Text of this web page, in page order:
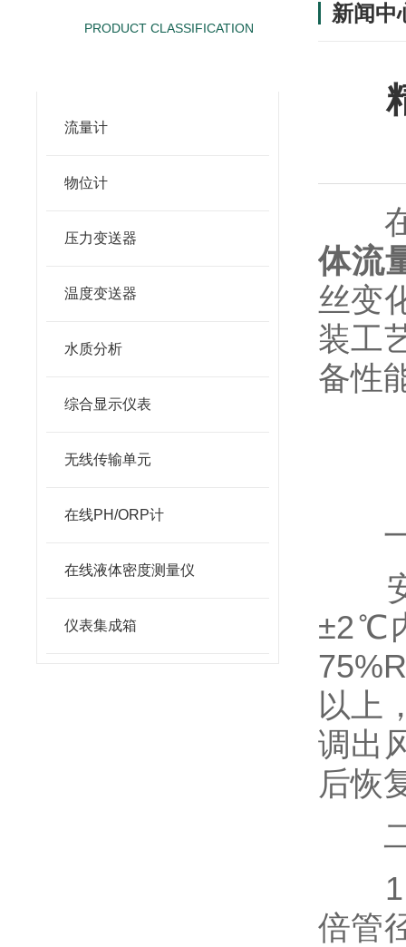
PRODUCT CLASSIFICATION
流量计
物位计
压力变送器
温度变送器
水质分析
综合显示仪表
无线传输单元
在线PH/ORP计
在线液体密度测量仪
仪表集成箱
新闻中
在
体流
丝变
装工
备性
一
安
±2℃
以上
调出
后恢
二
1.
倍管